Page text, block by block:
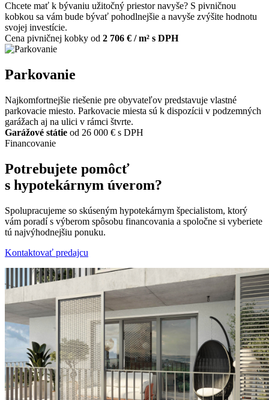
Chcete mať k bývaniu užitočný priestor navyše? S pivničnou
kobkou sa vám bude bývať pohodlnejšie a navyše zvýšite hodnotu
svojej investície.
Cena pivničnej kobky od 2 706 € / m² s DPH
Parkovanie
Najkomfortnejšie riešenie pre obyvateľov predstavuje vlastné
parkovacie miesto. Parkovacie miesta sú k dispozícii v podzemných
garážach aj na ulici v rámci štvrte.
Garážové státie od 26 000 € s DPH
Financovanie
Potrebujete pomôcť
s hypotekárnym úverom?
Spolupracujeme so skúseným hypotekárnym špecialistom, ktorý
vám poradí s výberom spôsobu financovania a spoločne si vyberiete
tú najvýhodnejšiu ponuku.
Kontaktovať predajcu